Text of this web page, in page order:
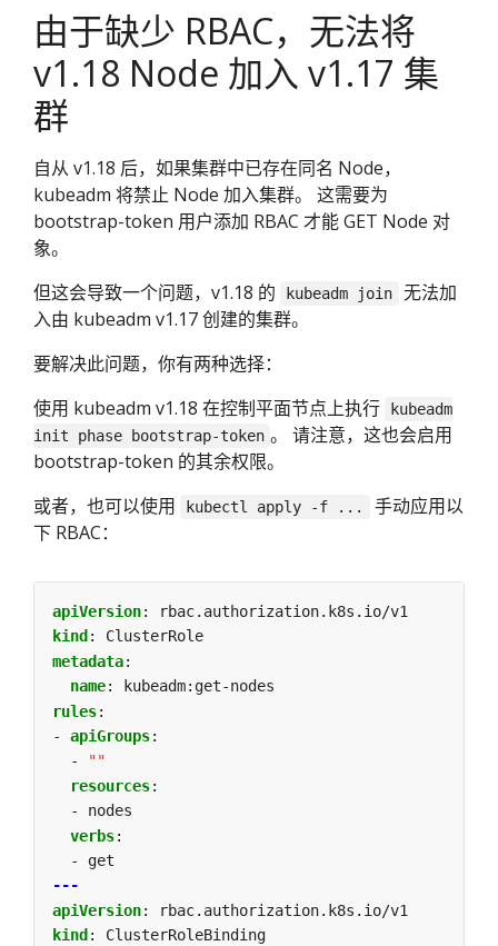
由于缺少 RBAC，无法将
v1.18 Node 加入 v1.17 集
群
自从 v1.18 后，如果集群中已存在同名 Node，
kubeadm 将禁止 Node 加入集群。 这需要为
bootstrap-token 用户添加 RBAC 才能 GET Node 对
象。
但这会导致一个问题，v1.18 的
kubeadm join
无法加
入由 kubeadm v1.17 创建的集群。
要解决此问题，你有两种选择：
使用 kubeadm v1.18 在控制平面节点上执行
kubeadm
init phase bootstrap-token 。 请注意，这也会启用
bootstrap-token 的其余权限。
或者，也可以使用
kubectl apply -f ...
手动应用以
下 RBAC：
apiVersion:
rbac.authorization.k8s.io/v1
kind :
ClusterRole
metadata:
name:
kubeadm:get-nodes
rules:
- apiGroups:
-
""
resources:
- nodes
verbs:
- get
---
apiVersion:
rbac.authorization.k8s.io/v1
kind :
ClusterRoleBinding